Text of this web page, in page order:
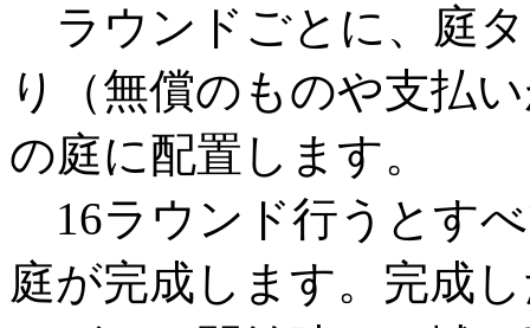
ラウンドごとに、庭
り（無償のものや支払
の庭に配置します。
16ラウンド行うとす
庭が完成します。完成